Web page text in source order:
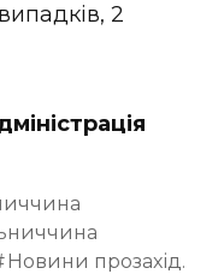
2
Новини прозахід.